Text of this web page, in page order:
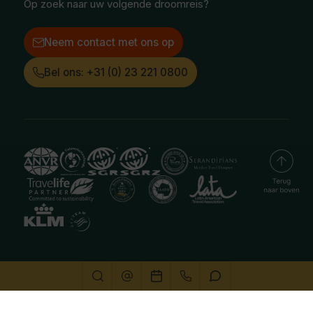
Op zoek naar uw volgende droomreis?
Neem contact met ons op
Bel ons: +31 (0) 23 221 0800